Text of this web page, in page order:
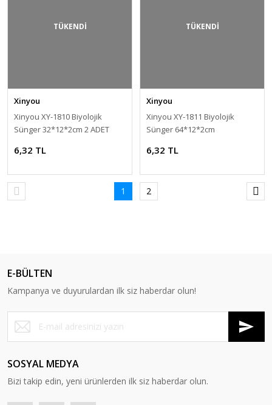
TÜKENDİ
Xinyou
Xinyou XY-1810 Biyolojik
Sünger 32*12*2cm 2 ADET
6,32 TL
TÜKENDİ
Xinyou
Xinyou XY-1811 Biyolojik
Sünger 64*12*2cm
6,32 TL
1 2
E-BÜLTEN
Kampanya ve duyurulardan ilk siz haberdar olun!
SOSYAL MEDYA
Bizi takip edin, yeni ürünlerden ilk siz haberdar olun.